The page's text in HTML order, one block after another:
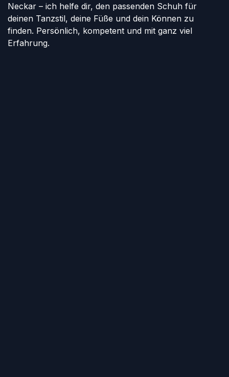
Neckar – ich helfe dir, den passenden Schuh für
deinen Tanzstil, deine Füße und dein Können zu
finden. Persönlich, kompetent und mit ganz viel
Erfahrung.